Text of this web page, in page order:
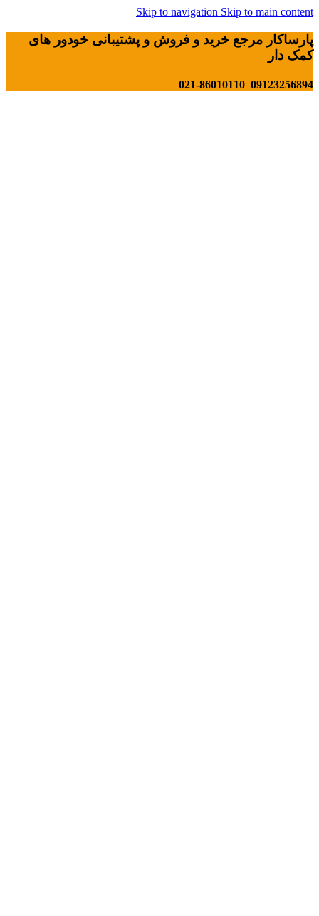
Skip to navigation Skip to main content
پارساکار مرجع خرید و فروش و پشتیبانی خودور های
کمک دار
09123256894 021-86010110